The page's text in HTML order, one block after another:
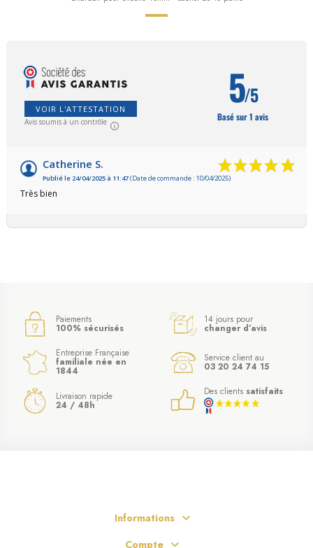
VOIR L'ATTESTATION
Avis soumis à un contrôle
5/5
Basé sur 1 avis
Catherine S.
Publié le 24/04/2025 à 11:47(Date de commande : 10/04/2025)
Très bien
Paiements
100% sécurisés
14 jours pour
changer d’avis
Entreprise Française
familiale née en
1844
Service client au
03 20 24 74 15
Livraison rapide
24 / 48h
Des clients satisfaits
Informations
Compte